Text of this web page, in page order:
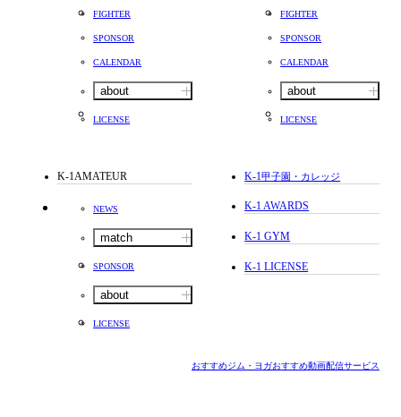
FIGHTER
SPONSOR
CALENDAR
about
LICENSE
FIGHTER
SPONSOR
CALENDAR
about
LICENSE
K-1AMATEUR
NEWS
match
SPONSOR
about
LICENSE
K-1甲子園・カレッジ
K-1 AWARDS
K-1 GYM
K-1 LICENSE
おすすめジム・ヨガおすすめ動画配信サービス